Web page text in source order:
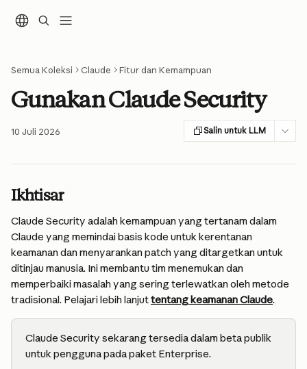
Semua Koleksi Claude Fitur dan Kemampuan
Gunakan Claude Security
10 Juli 2026 Salin untuk LLM
Ikhtisar
Claude Security adalah kemampuan yang tertanam dalam
Claude yang memindai basis kode untuk kerentanan
keamanan dan menyarankan patch yang ditargetkan untuk
ditinjau manusia. Ini membantu tim menemukan dan
memperbaiki masalah yang sering terlewatkan oleh metode
tradisional. Pelajari lebih lanjut tentang keamanan Claude.
Claude Security sekarang tersedia dalam beta publik
untuk pengguna pada paket Enterprise.